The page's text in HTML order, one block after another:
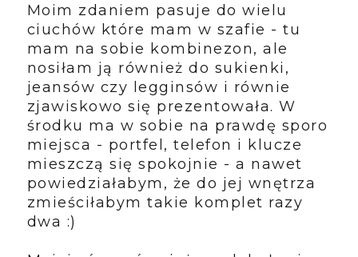
Moim zdaniem pasuje do wielu
ciuchów które mam w szafie - tu
mam na sobie kombinezon, ale
nosiłam ją również do sukienki,
jeansów czy legginsów i równie
zjawiskowo się prezentowała. W
środku ma w sobie na prawdę sporo
miejsca - portfel, telefon i klucze
mieszczą się spokojnie - a nawet
powiedziałabym, że do jej wnętrza
zmieściłabym takie komplet razy
dwa :)